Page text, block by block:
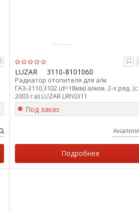
LUZAR 3110-8101060
Радиатор отопителя для а/м
ГАЗ-3110,3102 (d=18мм) алюм. 2-х ряд. (с
2003 г.в) LUZAR LRh0311
Под заказ
Аналоги
Подробнее